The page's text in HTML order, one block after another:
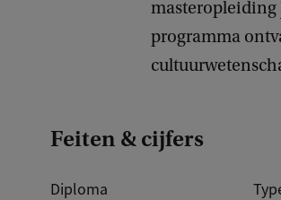
masteropleiding
programma
Feiten & cijfers
Diploma